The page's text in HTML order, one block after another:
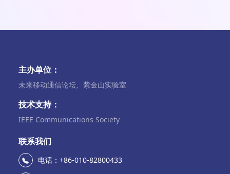
主办单位：
未来移动通信论坛、紫金山实验室
技术支持：
IEEE Communications Society
联系我们
电话：+86-010-82800433